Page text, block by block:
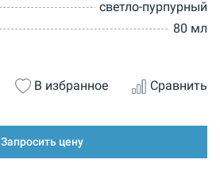
светло-пурпурный
80 мл
В избранное Сравнить
Запросить цену